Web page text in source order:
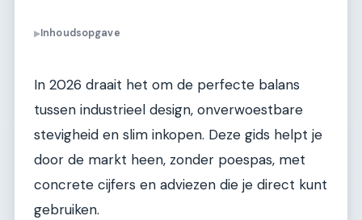
▶Inhoudsopgave
In 2026 draait het om de perfecte balans
tussen industrieel design, onverwoestbare
stevigheid en slim inkopen. Deze gids helpt je
door de markt heen, zonder poespas, met
concrete cijfers en adviezen die je direct kunt
gebruiken.